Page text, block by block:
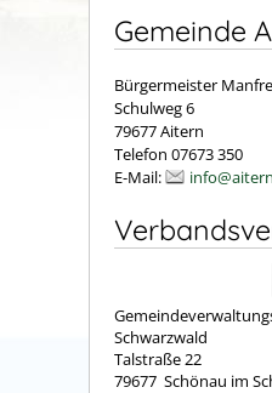
Gemeinde
Bürgermeister
Schulweg 6
79677 Aitern
Telefon 07673 350
E-Mail:
Schwarzwald
Talstraße 22
79677 Schönau im